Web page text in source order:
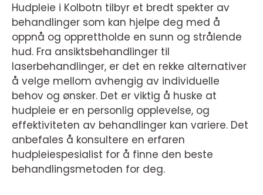
Hudpleie i Kolbotn tilbyr et bredt spekter av
behandlinger som kan hjelpe deg med å
oppnå og opprettholde en sunn og strålende
hud. Fra ansiktsbehandlinger til
laserbehandlinger, er det en rekke alternativer
å velge mellom avhengig av individuelle
behov og ønsker. Det er viktig å huske at
hudpleie er en personlig opplevelse, og
effektiviteten av behandlinger kan variere. Det
anbefales å konsultere en erfaren
hudpleiespesialist for å finne den beste
behandlingsmetoden for deg.